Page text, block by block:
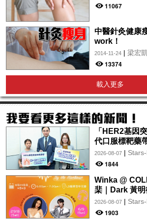
11067
中醫針灸健康
work！
2014-11-24| 梁宏
13374
載入更多
「HER2基因
代口服標靶藥
府加快納入藥
受惠
2026-08-07|
1844
Winka @
棐｜Dark 黃
月29日起登陸
wwwtc mall 首
2026-08-07|
1903